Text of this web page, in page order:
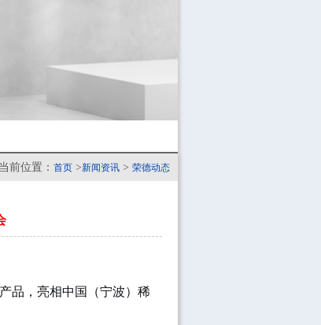
当前位置： 首页 >新闻资讯 > 荣德动态
品，亮相中国（宁波）稀